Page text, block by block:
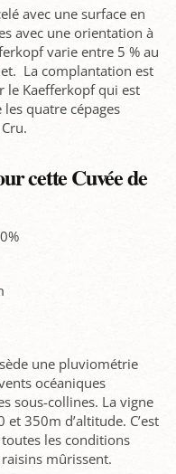
avec une surface en
avec une orientation à
varie entre 5 % au
La complantation est
le Kaefferkopf qui est
quatre cépages
cette Cuvée de
une pluviométrie
océaniques
sous-collines. La vigne
350m d’altitude. C’est
les conditions
mûrissent.